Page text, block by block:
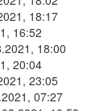
18:17
16:52
18:00
20:04
23:05
07:27